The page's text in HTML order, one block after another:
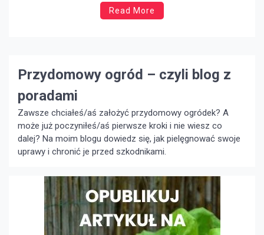
kapusta. W przeciwieństwie do zwykłej kapusty, grube
Read More
Przydomowy ogród – czyli blog z
poradami
Zawsze chciałeś/aś założyć przydomowy ogródek? A
może już poczyniłeś/aś pierwsze kroki i nie wiesz co
dalej? Na moim blogu dowiedz się, jak pielęgnować swoje
uprawy i chronić je przed szkodnikami.